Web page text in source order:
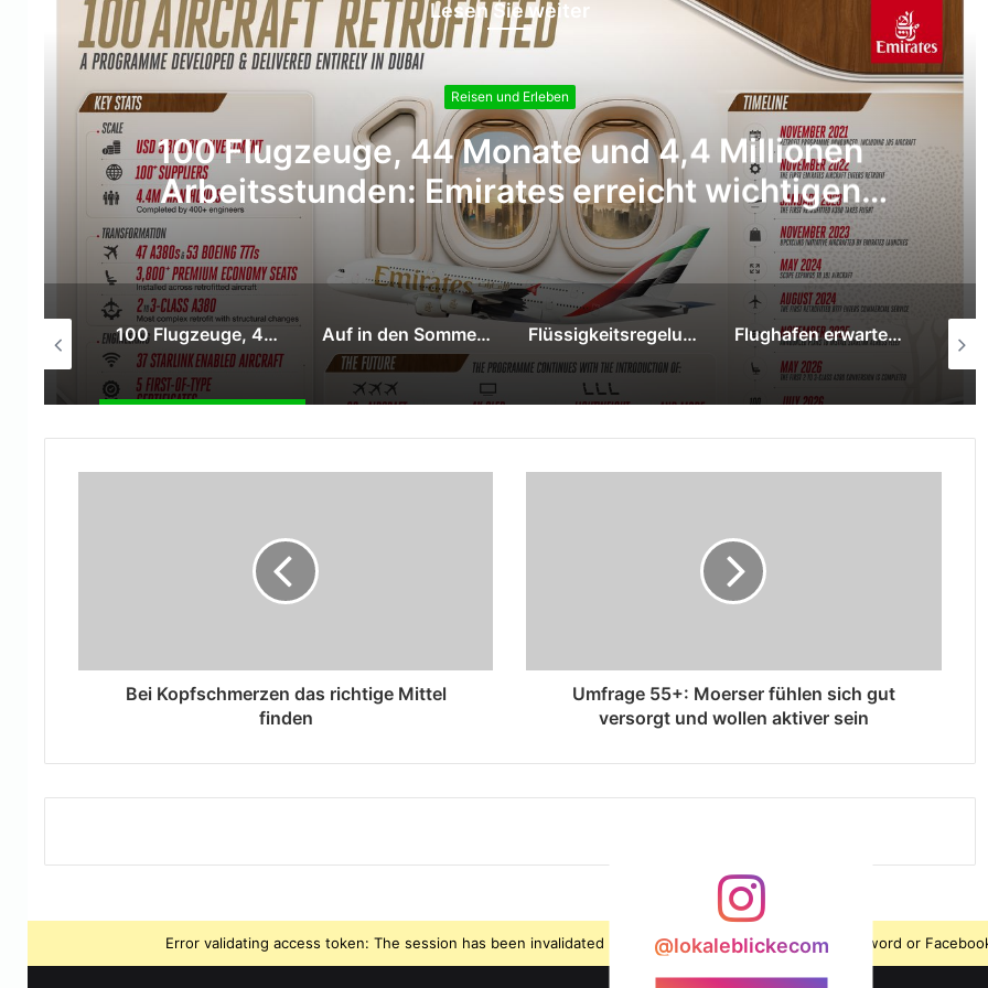
Lesen Sie weiter
Reisen und Erleben
100 Flugzeuge, 44 Monate und 4,4 Millionen
Arbeitsstunden: Emirates erreicht wichtigen
Meilenstein imRetrofit-Programm
100 Flugzeuge, 44 Monate und 4,4 Millionen Arbeitsstunden: Emirates erreicht wichtigen Meilenstein imRetrofit-Programm Auf in den Sommerurlaub – Die Bundespolizei gibt Reisehinweise für Ihren Flug in den Urlaub Flüssigkeitsregelung gilt am Flughafen Düsseldorf weiterhin Flughafen erwartet 1,8 Millionen Reisende in den Sommerferien
Bei Kopfschmerzen das richtige Mittel
finden
Umfrage 55+: Moerser fühlen sich gut
versorgt und wollen aktiver sein
@lokaleblickecom
Error validating access token: The session has been invalidated because the user changed their password or